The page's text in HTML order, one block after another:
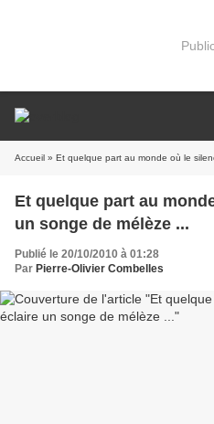
Accueil » Et quelque part au monde où le
Et quelque part au
un songe de mélèze ...
Publié le 20/10/2010 à 01:28
Par Pierre-Olivier Combelles